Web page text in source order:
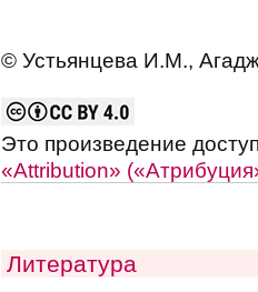
© Устьянцева И.М.,
Это произведение
«Attribution»
Литература